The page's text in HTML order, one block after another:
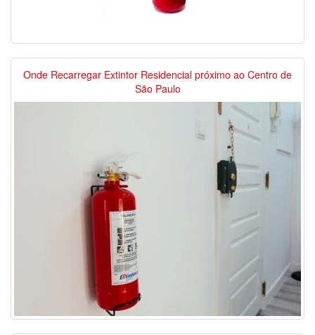
Onde Recarregar Extintor Residencial próximo ao Centro de
São Paulo